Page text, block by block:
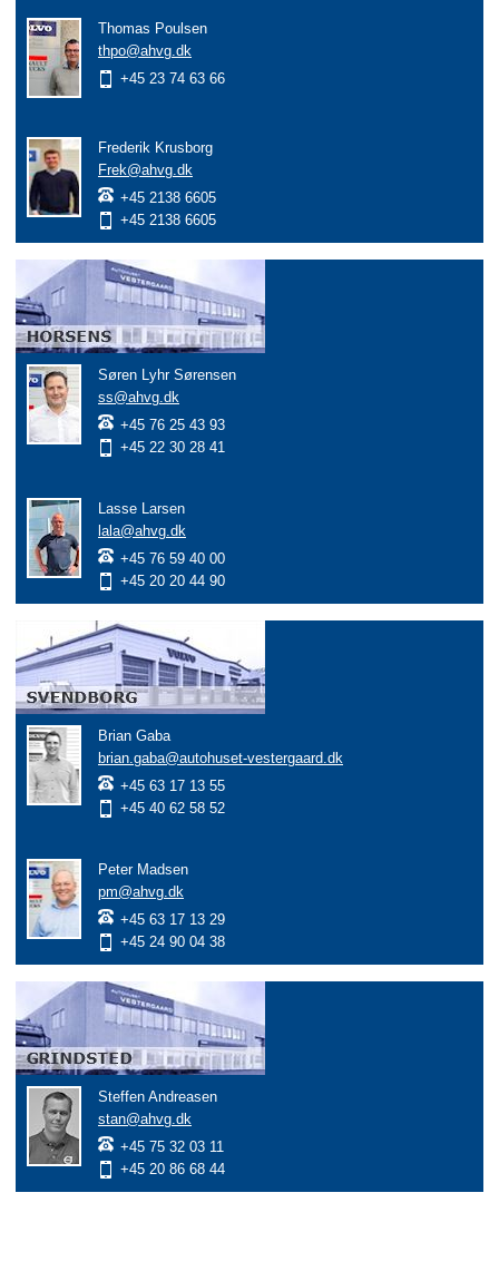
Thomas Poulsen
thpo@ahvg.dk
+45 23 74 63 66
Frederik Krusborg
Frek@ahvg.dk
+45 2138 6605
+45 2138 6605
Søren Lyhr Sørensen
ss@ahvg.dk
+45 76 25 43 93
+45 22 30 28 41
Lasse Larsen
lala@ahvg.dk
+45 76 59 40 00
+45 20 20 44 90
Brian Gaba
brian.gaba@autohuset-vestergaard.dk
+45 63 17 13 55
+45 40 62 58 52
Peter Madsen
pm@ahvg.dk
+45 63 17 13 29
+45 24 90 04 38
Steffen Andreasen
stan@ahvg.dk
+45 75 32 03 11
+45 20 86 68 44